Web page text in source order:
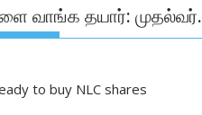
வாங்க தயார்: முதல்வர்.
to buy NLC shares